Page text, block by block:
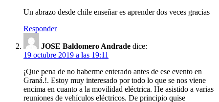
Un abrazo desde chile enseñar es aprender dos veces gracias
Responder
JOSE Baldomero Andrade dice:
19 octubre 2019 a las 19:11
¡Que pena de no haberme enterado antes de ese evento en
Graná.!. Estoy muy interesado por todo lo que se nos viene
encima en cuanto a la movilidad eléctrica. He asistido a varias
reuniones de vehículos eléctricos. De principio quise